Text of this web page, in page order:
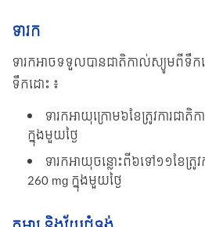
ទារក
ទារកអាចទទួលបានជាតិកាល់ស្យូមពីទឹកដ
ទឹកដោះ ៖
ទារកអាយុក្រោម៦ខែត្រូវការជា
ក្នុងមួយថ្ងៃ
ទារកអាយុចន្លោះពី៦ទៅ១១ខែត្រូ
260 mg ក្នុងមួយថ្ងៃ